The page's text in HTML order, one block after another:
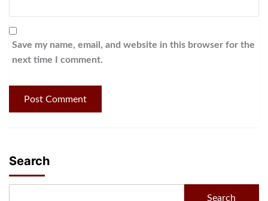
Save my name, email, and website in this browser for the
next time I comment.
Search
Search